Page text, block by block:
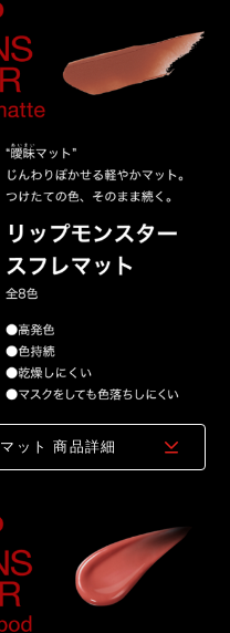
ット 商品詳細